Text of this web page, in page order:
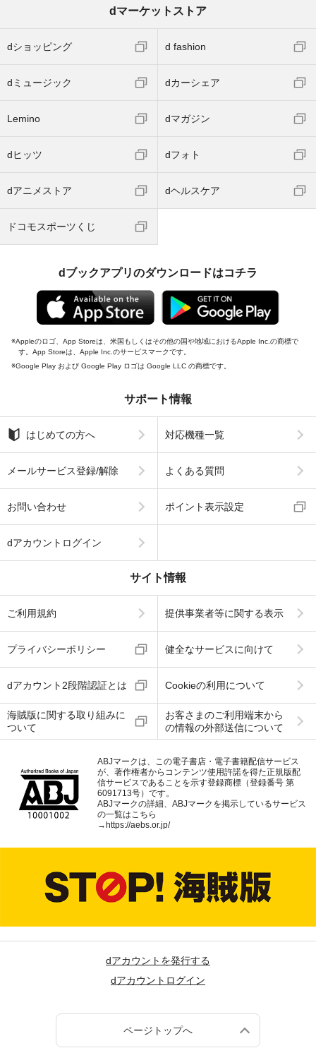
dマーケットストア
dショッピング d fashion
dミュージック dカーシェア
Lemino dマガジン
dヒッツ dフォト
dアニメストア dヘルスケア
ドコモスポーツくじ
dブックアプリのダウンロードはコチラ
Appleのロゴ、App Storeは、米国もしくはその他の国や地域におけるApple Inc.の商標で
す。App Storeは、Apple Inc.のサービスマークです。
Google Play および Google Play ロゴは Google LLC の商標です。
サポート情報
はじめての方へ 対応機種一覧
メールサービス登録/解除 よくある質問
お問い合わせ ポイント表示設定
dアカウントログイン
サイト情報
ご利用規約 提供事業者等に関する表示
プライバシーポリシー 健全なサービスに向けて
dアカウント2段階認証とは Cookieの利用について
海賊版に関する取り組みに
ついて
お客さまのご利用端末から
の情報の外部送信について
ABJマークは、この電子書店・電子書籍配信サービス
が、著作権者からコンテンツ使用許諾を得た正規版配
信サービスであることを示す登録商標（登録番号 第
6091713号）です。
ABJマークの詳細、ABJマークを掲示しているサービス
の一覧はこちら
→ https://aebs.or.jp/
dアカウントを発行する
dアカウントログイン
ページトップへ